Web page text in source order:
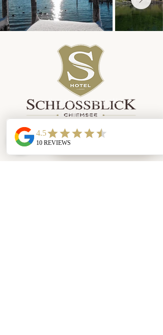
SCHLOSSBLICK
CHIEMSEE
Zimmer buchen